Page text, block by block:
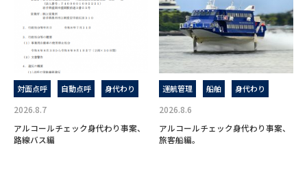
対面点呼 自動点呼 身代わり
2026.8.7
アルコールチェック身代わり事案、
路線バス編
運航管理 船舶 身代わり
2026.8.6
アルコールチェック身代わり事案、
旅客船編。